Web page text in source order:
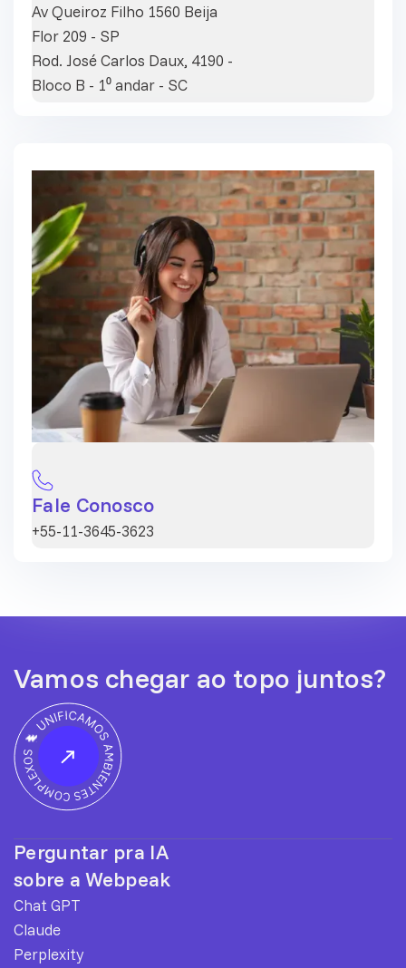
Av Queiroz Filho 1560 Beija
Flor 209 - SP
Rod. José Carlos Daux, 4190 -
Bloco B - 1⁰ andar - SC
Fale Conosco
+55-11-3645-3623
Vamos chegar ao topo juntos?
Perguntar pra IA
sobre a Webpeak
Chat GPT
Claude
Perplexity